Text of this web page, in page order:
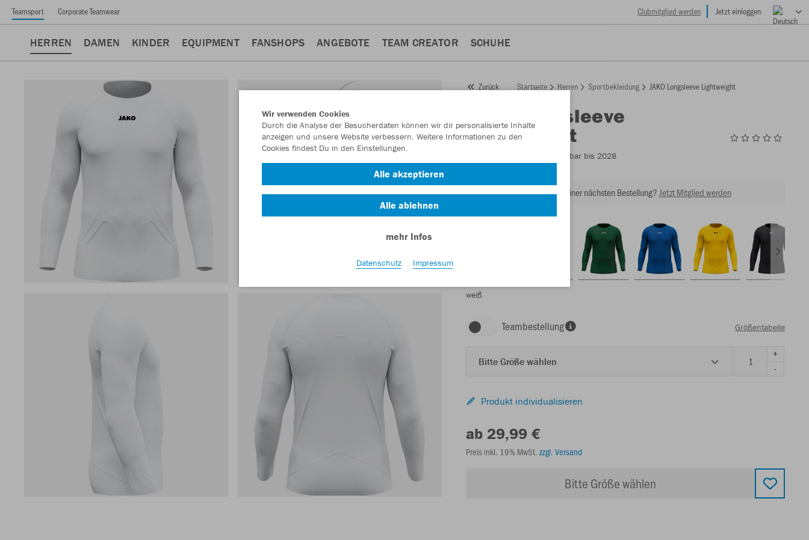
Teamsport Corporate Teamwear Clubmitglied werden Jetzt einloggen
HERREN DAMEN KINDER EQUIPMENT FANSHOPS ANGEBOTE TEAM CREATOR SCHUHE
Zurück Startseite Herren Sportbekleidung JAKO Longsleeve Lightweight
Longsleeve
Lightweight
- Lieferbar bis 2028
Lust auf 30% Rabatt bei Deiner nächsten Bestellung? Jetzt Mitglied werden
weiß
Teambestellung Größentabelle
Bitte Größe wählen
+
-
Produkt individualisieren
ab 29,99 €
Preis inkl. 19% MwSt. zzgl. Versand
Bitte Größe wählen
Wir verwenden Cookies
Durch die Analyse der Besucherdaten können wir dir personalisierte Inhalte
anzeigen und unsere Website verbessern. Weitere Informationen zu den
Cookies findest Du in den Einstellungen.
Alle akzeptieren
Alle ablehnen
mehr Infos
Datenschutz Impressum